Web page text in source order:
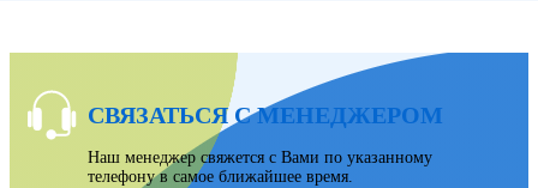
СВЯЗАТЬСЯ С МЕНЕДЖЕРОМ
Наш менеджер свяжется с Вами по указанному
телефону в самое ближайшее время.